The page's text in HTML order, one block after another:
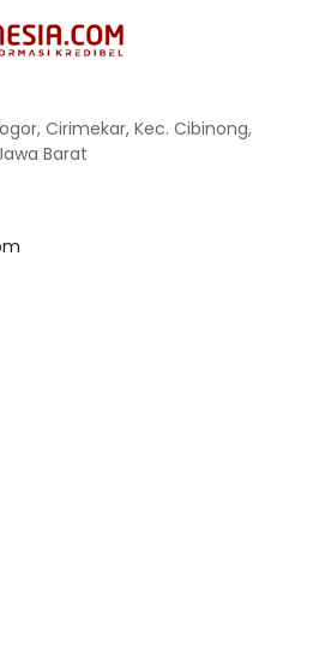
Cirimekar, Kec. Cibinong,
Barat